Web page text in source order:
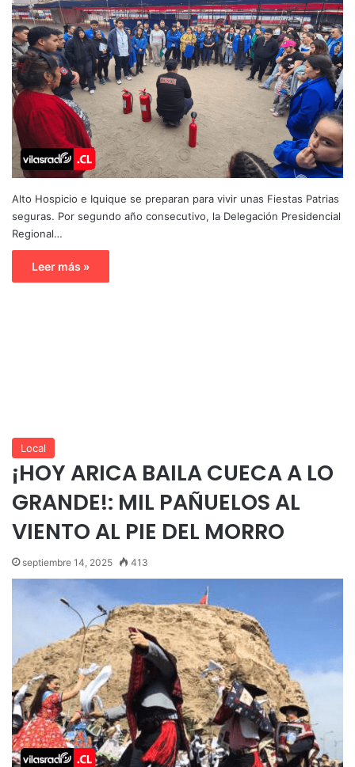
Alto Hospicio e Iquique se preparan para vivir unas Fiestas Patrias
seguras. Por segundo año consecutivo, la Delegación Presidencial
Regional…
Leer más »
Local
¡HOY ARICA BAILA CUECA A LO
GRANDE!: MIL PAÑUELOS AL
VIENTO AL PIE DEL MORRO
septiembre 14, 2025 413